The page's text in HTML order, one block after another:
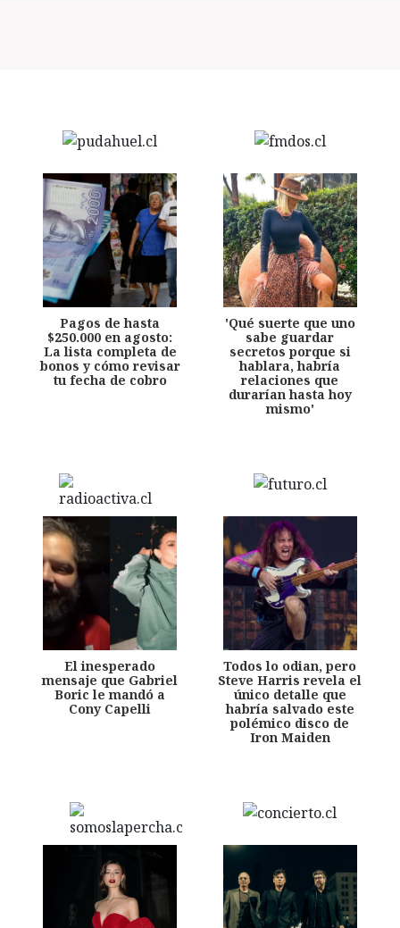
Pagos de hasta
$250.000 en agosto:
La lista completa de
bonos y cómo revisar
tu fecha de cobro
'Qué suerte que uno
sabe guardar
secretos porque si
hablara, habría
relaciones que
durarían hasta hoy
mismo'
El inesperado
mensaje que Gabriel
Boric le mandó a
Cony Capelli
Todos lo odian, pero
Steve Harris revela el
único detalle que
habría salvado este
polémico disco de
Iron Maiden